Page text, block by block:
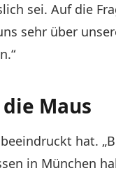
sei. Auf die
sehr über
Maus
hat.
in München